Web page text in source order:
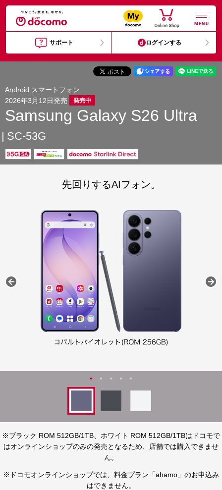
MENU
サポート ログインする
Android スマートフォン
2026年3月12日発売
発売中
Samsung Galaxy S26 Ultra
SC-53G
先回りするAIフォン。
※ブラック ROM 512GB/1TB、ホワイト ROM 512GB/1TBはドコモで
はオンラインショップのみの発売となるため、店舗では購入できませ
ん。
※ドコモオンラインショップでは、料金プラン「ahamo」のお申込み
はできません。